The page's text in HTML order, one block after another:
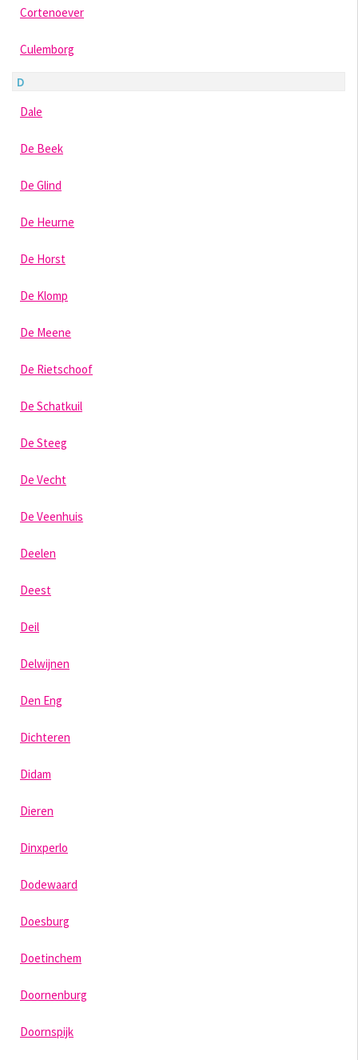
Cortenoever
Culemborg
D
Dale
De Beek
De Glind
De Heurne
De Horst
De Klomp
De Meene
De Rietschoof
De Schatkuil
De Steeg
De Vecht
De Veenhuis
Deelen
Deest
Deil
Delwijnen
Den Eng
Dichteren
Didam
Dieren
Dinxperlo
Dodewaard
Doesburg
Doetinchem
Doornenburg
Doornspijk